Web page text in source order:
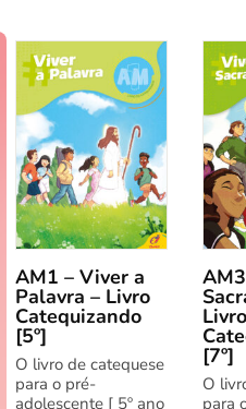
AM1 – Viver a
Palavra – Livro
Catequizando
[5º]
O livro de catequese
para o pré-
adolescente [ 5º ano
[7º]
O
para